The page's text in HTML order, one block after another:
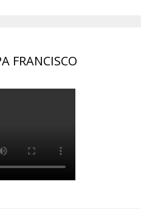
FRANCISCO